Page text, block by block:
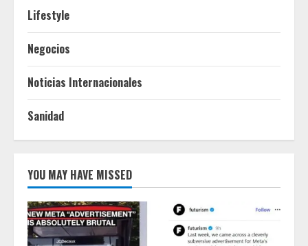
Lifestyle
Negocios
Noticias Internacionales
Sanidad
YOU MAY HAVE MISSED